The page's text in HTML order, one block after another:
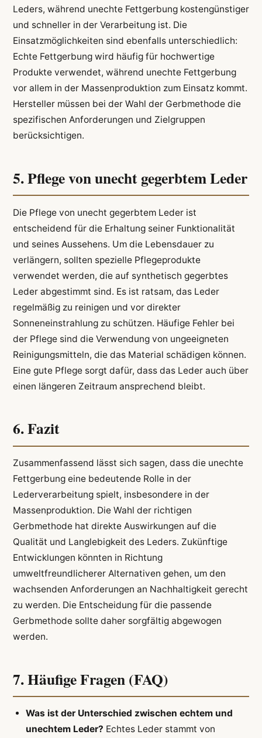
Leders, während unechte Fettgerbung kostengünstiger
und schneller in der Verarbeitung ist. Die
Einsatzmöglichkeiten sind ebenfalls unterschiedlich:
Echte Fettgerbung wird häufig für hochwertige
Produkte verwendet, während unechte Fettgerbung
vor allem in der Massenproduktion zum Einsatz kommt.
Hersteller müssen bei der Wahl der Gerbmethode die
spezifischen Anforderungen und Zielgruppen
berücksichtigen.
5. Pflege von unecht gegerbtem Leder
Die Pflege von unecht gegerbtem Leder ist
entscheidend für die Erhaltung seiner Funktionalität
und seines Aussehens. Um die Lebensdauer zu
verlängern, sollten spezielle Pflegeprodukte
verwendet werden, die auf synthetisch gegerbtes
Leder abgestimmt sind. Es ist ratsam, das Leder
regelmäßig zu reinigen und vor direkter
Sonneneinstrahlung zu schützen. Häufige Fehler bei
der Pflege sind die Verwendung von ungeeigneten
Reinigungsmitteln, die das Material schädigen können.
Eine gute Pflege sorgt dafür, dass das Leder auch über
einen längeren Zeitraum ansprechend bleibt.
6. Fazit
Zusammenfassend lässt sich sagen, dass die unechte
Fettgerbung eine bedeutende Rolle in der
Lederverarbeitung spielt, insbesondere in der
Massenproduktion. Die Wahl der richtigen
Gerbmethode hat direkte Auswirkungen auf die
Qualität und Langlebigkeit des Leders. Zukünftige
Entwicklungen könnten in Richtung
umweltfreundlicherer Alternativen gehen, um den
wachsenden Anforderungen an Nachhaltigkeit gerecht
zu werden. Die Entscheidung für die passende
Gerbmethode sollte daher sorgfältig abgewogen
werden.
7. Häufige Fragen (FAQ)
Was ist der Unterschied zwischen echtem und
unechtem Leder? Echtes Leder stammt von